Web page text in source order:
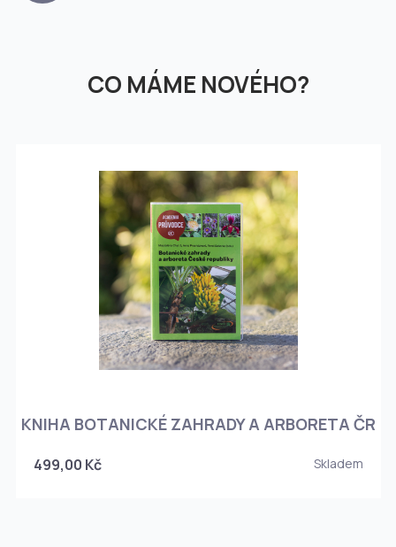
CO MÁME NOVÉHO?
KNIHA BOTANICKÉ ZAHRADY A ARBORETA ČR
499,00 Kč Skladem